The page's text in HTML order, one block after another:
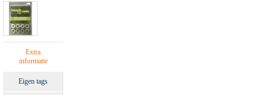
Extra
informatie
Eigen tags